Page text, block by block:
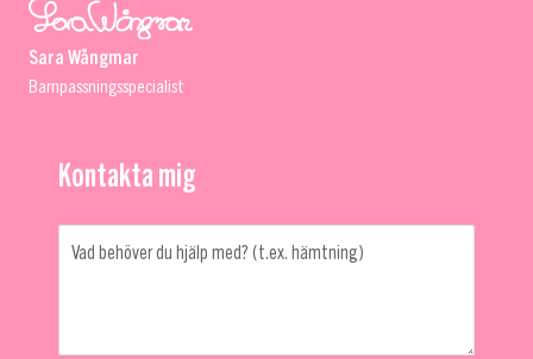
Sara Wångmar
Barnpassningsspecialist
Kontakta mig
Vad behöver du hjälp med? (t.ex. hämtning)